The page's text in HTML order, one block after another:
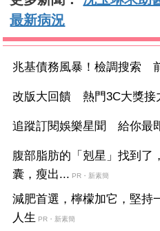
最新病況
兆基債務風暴！檢調搜索
改版大回饋 熱門3C大獎接
追蹤訂閱娛樂星聞 給你最
腹部脂肪的「剋星」找到了
囊，瘦出... PR・新素簡
減肥首選，檸檬加它，堅持
人生 PR・新素簡